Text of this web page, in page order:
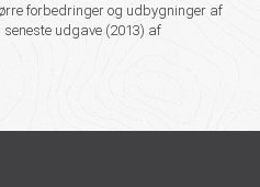
forbedringer og udbygninger af
seneste udgave (2013) af